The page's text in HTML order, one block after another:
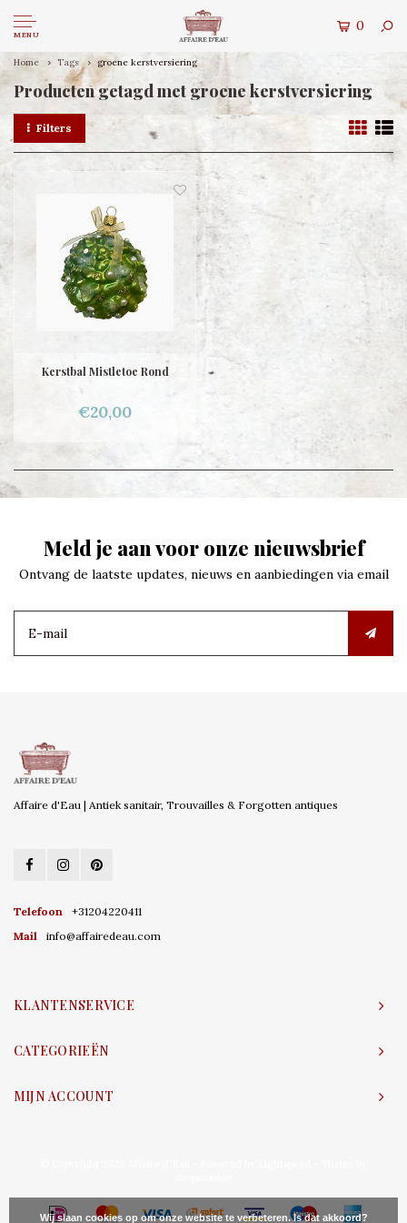
MENU
0
Home Tags groene kerstversiering
Producten getagd met groene kerstversiering
Filters
Kerstbal Mistletoe Rond
€20,00
Meld je aan voor onze nieuwsbrief
Ontvang de laatste updates, nieuws en aanbiedingen via email
Affaire d'Eau | Antiek sanitair, Trouvailles & Forgotten antiques
Telefoon
+31204220411
Mail
info@affairedeau.com
KLANTENSERVICE
CATEGORIEËN
MIJN ACCOUNT
Wij slaan cookies op om onze website te verbeteren. Is dat akkoord?